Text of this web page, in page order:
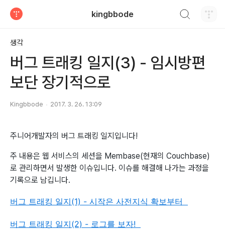
kingbbode
생각
버그 트래킹 일지(3) - 임시방편
보단 장기적으로
Kingbbode 2017. 3. 26. 13:09
주니어개발자의 버그 트래킹 일지입니다!
주 내용은 웹 서비스의 세션을 Membase(현재의 Couchbase)
로 관리하면서 발생한 이슈입니다. 이슈를 해결해 나가는 과정을
기록으로 남깁니다.
버그 트래킹 일지(1) - 시작은 사전지식 확보부터
버그 트래킹 일지(2) - 로그를 보자!